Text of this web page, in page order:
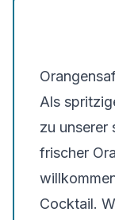
Als
zu unserer
frischer
Cocktail.